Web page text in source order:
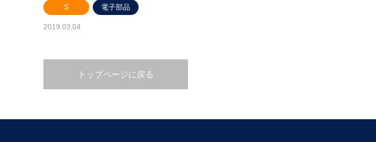
S 電子部品
2019.03.04
トップページに戻る